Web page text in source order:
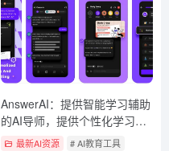
AnswerAI：提供智能学习辅助
的AI导师，提供个性化学习支
持 最新AI资源 # AI教育工具